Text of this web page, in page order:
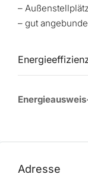
–
– gut
Adresse